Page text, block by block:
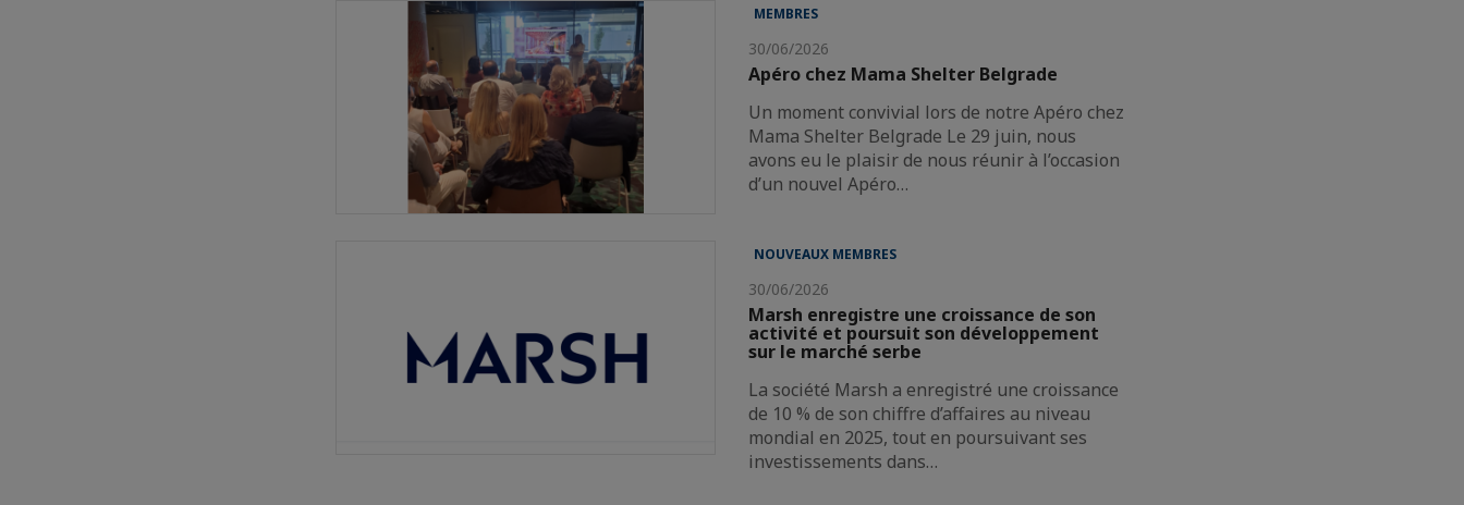
MEMBRES
30/06/2026
Apéro chez Mama Shelter Belgrade
Un moment convivial lors de notre Apéro chez
Mama Shelter Belgrade Le 29 juin, nous
avons eu le plaisir de nous réunir à l’occasion
d’un nouvel Apéro…
NOUVEAUX MEMBRES
30/06/2026
Marsh enregistre une croissance de son
activité et poursuit son développement
sur le marché serbe
La société Marsh a enregistré une croissance
de 10 % de son chiffre d’affaires au niveau
mondial en 2025, tout en poursuivant ses
investissements dans…